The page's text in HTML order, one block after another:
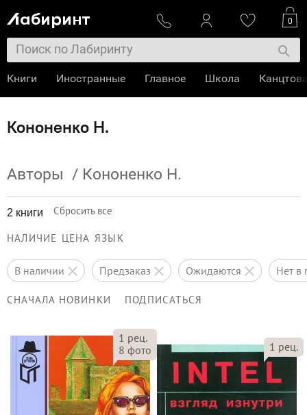
Кононенко Н.
Авторы / Кононенко Н.
2 книги Сбросить все
НАЛИЧИЕ ЦЕНА ЯЗЫК
в наличии предзаказ ожидаются нет
СНАЧАЛА НОВИНКИ ПОДПИСАТЬСЯ
1 рец.
8 фото 1 рец.
0
Книги Иностранные Главное Школа